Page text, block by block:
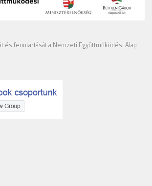
és fenntartását a Nemzeti Együttműködési Alap